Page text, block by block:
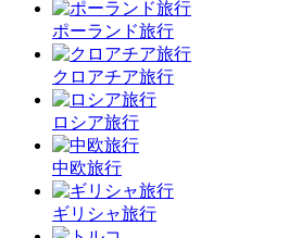
ポーランド旅行
クロアチア旅行
ロシア旅行
中欧旅行
ギリシャ旅行